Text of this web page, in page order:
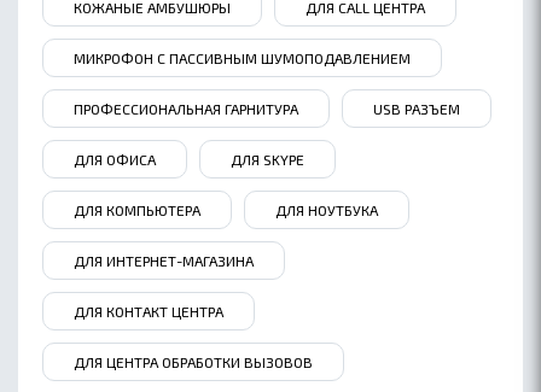
ОБ ACCUTONE
КОНТАКТЫ
ГДЕ КУПИТЬ
ПАРТНЕРАМ
БЛОГ
КОЖАНЫЕ АМБУШЮРЫ ДЛЯ CALL ЦЕНТРА
МИКРОФОН С ПАССИВНЫМ ШУМОПОДАВЛЕНИЕМ
ПРОФЕССИОНАЛЬНАЯ ГАРНИТУРА USB РАЗЪЕМ
ДЛЯ ОФИСА ДЛЯ SKYPE
ДЛЯ КОМПЬЮТЕРА ДЛЯ НОУТБУКА
ДЛЯ ИНТЕРНЕТ-МАГАЗИНА
ДЛЯ КОНТАКТ ЦЕНТРА
ДЛЯ ЦЕНТРА ОБРАБОТКИ ВЫЗОВОВ